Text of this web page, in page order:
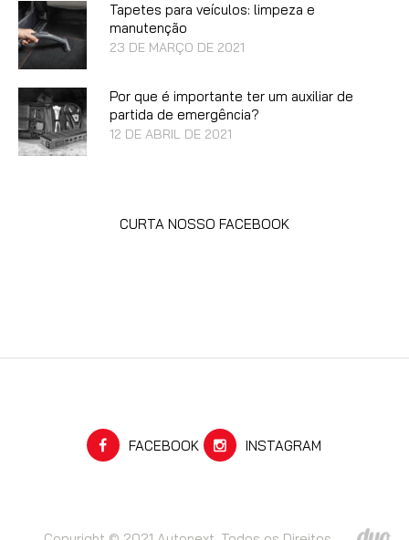
Tapetes para veículos: limpeza e
manutenção
23 DE MARÇO DE 2021
Por que é importante ter um auxiliar de
partida de emergência?
12 DE ABRIL DE 2021
CURTA NOSSO FACEBOOK
FACEBOOK INSTAGRAM